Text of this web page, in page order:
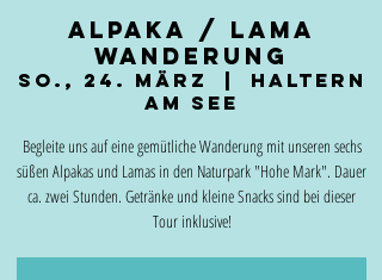
Alpaka / Lama
Wanderung
So., 24. März
  |
Haltern
am See
Begleite uns auf eine gemütliche Wanderung mit unseren sechs
süßen Alpakas und Lamas in den Naturpark "Hohe Mark". Dauer
ca. zwei Stunden. Getränke und kleine Snacks sind bei dieser
Tour inklusive!